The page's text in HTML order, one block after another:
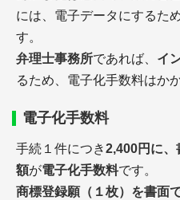
には、電子データにするため
す。
弁理士事務所であれば、 イ
るため、電子化手数料はか
電子化手数料
手続１件につき2,400円に、
額が電子化手数料です。
商標登録願（１枚）を書面